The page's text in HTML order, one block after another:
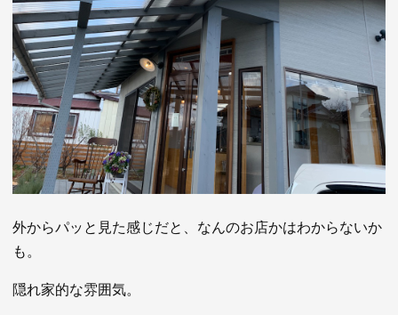
外からパッと見た感じだと、なんのお店かはわからないか
も。
隠れ家的な雰囲気。